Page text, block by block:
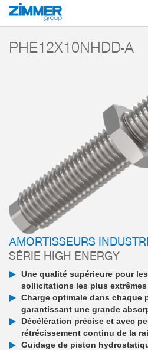
Démarrage Produits
PHE12X10NHDD-A
AMORTISSEURS
SÉRIE HIGH ENERGY
Une qualité supérieure pour
sollicitations les plus extrêmes
Charge optimale dans chaque
garantissant une grande
Décélération précise et avec
rétrécissement continu de la
Guidage de piston